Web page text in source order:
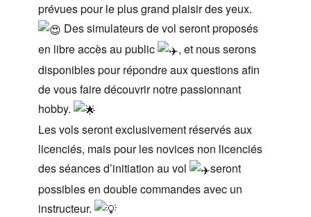
prévues pour le plus grand plaisir des yeux.
Des simulateurs de vol seront proposés
en libre accès au public
, et nous serons
disponibles pour répondre aux questions afin
de vous faire découvrir notre passionnant
hobby.
Les vols seront exclusivement réservés aux
licenciés, mais pour les novices non licenciés
des séances d’initiation au vol
seront
possibles en double commandes avec un
instructeur.